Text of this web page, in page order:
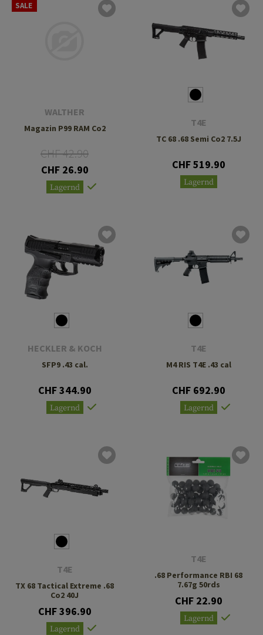
SALE
WALTHER
Magazin P99 RAM Co2
CHF 42.90
CHF 26.90
Lagernd
T4E
TC 68 .68 Semi Co2 7.5J
CHF 519.90
Lagernd
HECKLER & KOCH
SFP9 .43 cal.
CHF 344.90
Lagernd
T4E
M4 RIS T4E .43 cal
CHF 692.90
Lagernd
T4E
TX 68 Tactical Extreme .68
Co2 40J
CHF 396.90
Lagernd
T4E
.68 Performance RBI 68
7.67g 50rds
CHF 22.90
Lagernd